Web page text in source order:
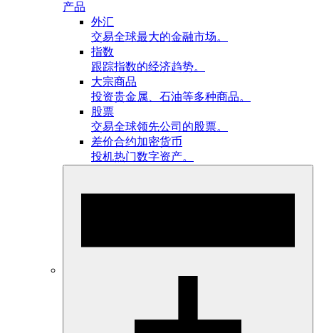
产品
外汇
交易全球最大的金融市场。
指数
跟踪指数的经济趋势。
大宗商品
投资贵金属、石油等多种商品。
股票
交易全球领先公司的股票。
差价合约加密货币
投机热门数字资产。